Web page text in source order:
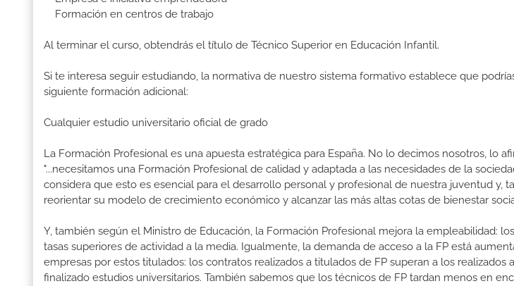
Formación en centros de trabajo
Al terminar el curso, obtendrás el título de Técnico Superior en Educación Infantil.
Si te interesa seguir estudiando, la normativa de nuestro sistema formativo establece que
siguiente formación adicional:
Cualquier estudio universitario oficial de grado
La Formación Profesional es una apuesta estratégica para España. No lo decimos nosotros, lo
"...necesitamos una Formación Profesional de calidad y adaptada a las necesidades de la
considera que esto es esencial para el desarrollo personal y profesional de nuestra juventud y,
reorientar su modelo de crecimiento económico y alcanzar las más altas cotas de bienestar
Y, también según el Ministro de Educación, la Formación Profesional mejora la empleabilidad:
tasas superiores de actividad a la media. Igualmente, la demanda de acceso a la FP está
empresas por estos titulados: los contratos realizados a titulados de FP superan a los realizados
finalizado estudios universitarios. También sabemos que los técnicos de FP tardan menos en